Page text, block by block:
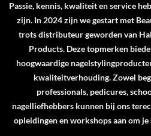
Passie, kennis, kwaliteit en service
zijn. In 2024 zijn we gestart met
trots distributeur geworden van
Products. Deze topmerken
hoogwaardige
kwaliteitverhouding. Zowel
professionals, pedicures,
nagelliefhebbers kunnen bij ons
opleidingen en workshops aan om